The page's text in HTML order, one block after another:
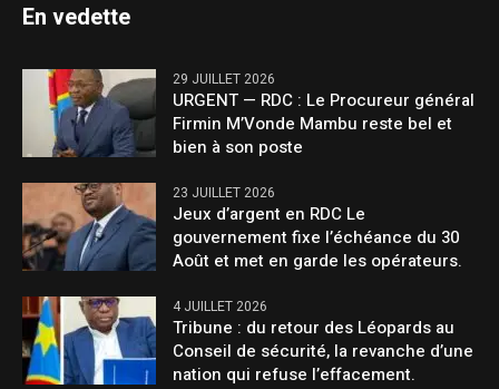
En vedette
29 JUILLET 2026
URGENT — RDC : Le Procureur général
Firmin M’Vonde Mambu reste bel et
bien à son poste
23 JUILLET 2026
Jeux d’argent en RDC Le
gouvernement fixe l’échéance du 30
Août et met en garde les opérateurs.
4 JUILLET 2026
Tribune : du retour des Léopards au
Conseil de sécurité, la revanche d’une
nation qui refuse l’effacement.